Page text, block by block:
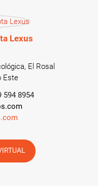
Lexus
El Rosal
Este
594 8954